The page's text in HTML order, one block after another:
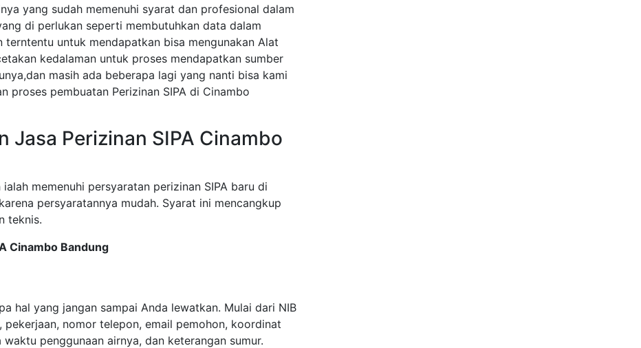
yang sudah memenuhi syarat dan profesional dalam
di perlukan seperti membutuhkan data dalam
terntentu untuk mendapatkan bisa mengunakan Alat
kedalaman untuk proses mendapatkan sumber
masih ada beberapa lagi yang nanti bisa kami
proses pembuatan Perizinan SIPA di Cinambo
Jasa Perizinan SIPA Cinambo
memenuhi persyaratan perizinan SIPA baru di
persyaratannya mudah. Syarat ini mencangkup
teknis.
Cinambo Bandung
hal yang jangan sampai Anda lewatkan. Mulai dari NIB
pekerjaan, nomor telepon, email pemohon, koordinat
penggunaan airnya, dan keterangan sumur.